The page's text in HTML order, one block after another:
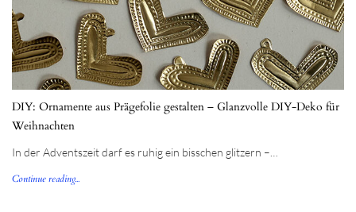
DIY: Ornamente aus Prägefolie gestalten – Glanzvolle DIY-Deko für
Weihnachten
In der Adventszeit darf es ruhig ein bisschen glitzern –…
Continue reading...